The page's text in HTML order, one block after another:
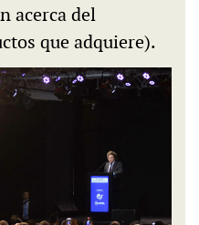
acerca del
que adquiere).